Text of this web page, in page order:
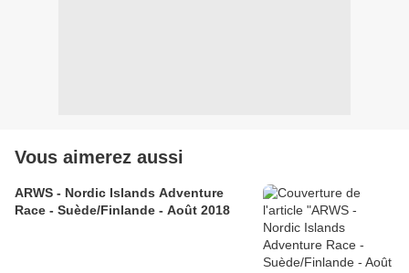
Vous aimerez aussi
ARWS - Nordic Islands Adventure
Race - Suède/Finlande - Août 2018